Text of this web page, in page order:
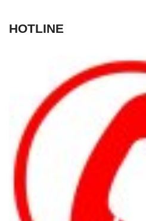
HOTLINE